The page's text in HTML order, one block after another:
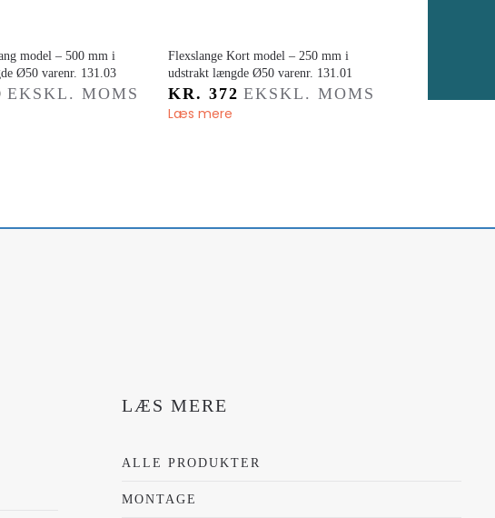
model – 500 mm i
Ø50 varenr. 131.03
EKSKL. MOMS
Flexslange ​Kort model – 250 mm i
udstrakt længde Ø50 varenr. 131.01
KR. 372 EKSKL. MOMS
Læs mere
LÆS MERE
ALLE PRODUKTER
MONTAGE